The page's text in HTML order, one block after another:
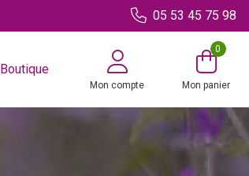
05 53 45 75 98
Boutique
Mon compte
0
Mon panier